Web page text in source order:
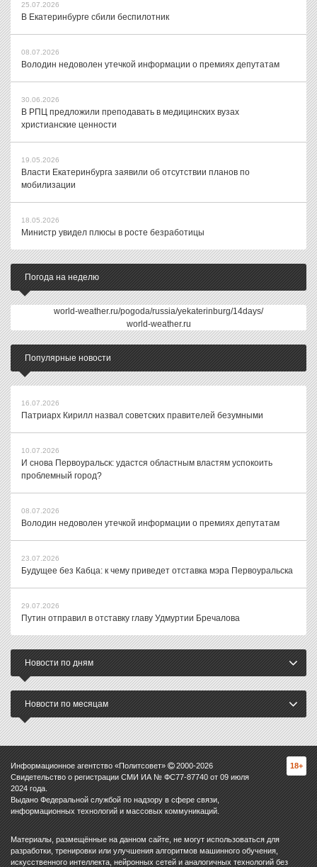
25.07.2026
В Екатеринбурге сбили беспилотник
08.07.2026
Володин недоволен утечкой информации о премиях депутатам
30.06.2026
В РПЦ предложили преподавать в медицинских вузах
христианские ценности
19.05.2026
Власти Екатеринбурга заявили об отсутствии планов по
мобилизации
18.05.2026
Министр увидел плюсы в росте безработицы
Погода на неделю
world-weather.ru/pogoda/russia/yekaterinburg/14days/
world-weather.ru
Популярные новости
16.07.2026
Патриарх Кирилл назвал советских правителей безумными
10.07.2026
И снова Первоуральск: удастся областным властям успокоить
проблемный город?
08.07.2026
Володин недоволен утечкой информации о премиях депутатам
23.07.2026
Будущее без Кабца: к чему приведет отставка мэра Первоуральска
29.07.2026
Путин отправил в отставку главу Удмуртии Бречалова
Новости по дням
Новости по месяцам
Информационное агентство «Политсовет» 2000-2026
Свидетельство о регистрации СМИ ИА № ФС77-87740 от 09 июля
2024 года.
Выдано Федеральной службой по надзору в сфере связи,
информационных технологий и массовых коммуникаций.
18+
Материалы, размещённые на данном сайте, не могут использоваться для
разработки, тренировки или улучшения алгоритмов машинного обучения,
искусственного интеллекта, нейронных сетей и аналогичных технологий без